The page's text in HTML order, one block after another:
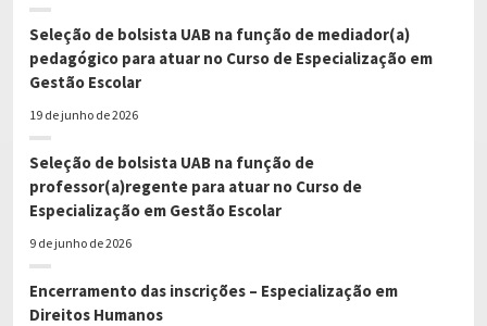
Seleção de bolsista UAB na função de mediador(a)
pedagógico para atuar no Curso de Especialização em
Gestão Escolar
19 de junho de 2026
Seleção de bolsista UAB na função de
professor(a)regente para atuar no Curso de
Especialização em Gestão Escolar
9 de junho de 2026
Encerramento das inscrições – Especialização em
Direitos Humanos